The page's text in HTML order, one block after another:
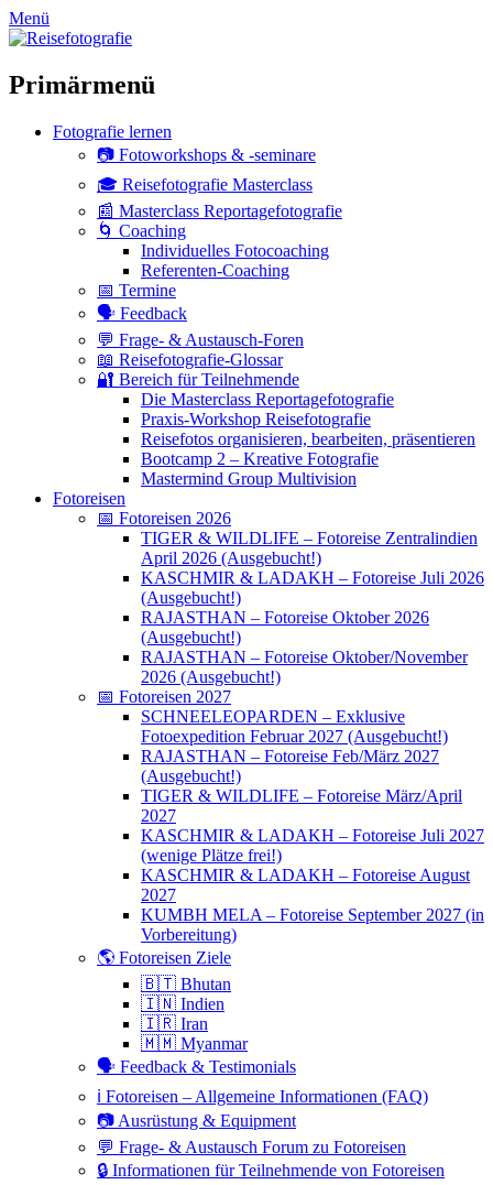
zum
Inhalt
Menü
Primärmenü
Fotografie lernen
📷 Fotoworkshops & -seminare
🎓 Reisefotografie Masterclass
📰 Masterclass Reportagefotografie
🌀 Coaching
Individuelles Fotocoaching
Referenten-Coaching
📅 Termine
🗣 Feedback
💬 Frage- & Austausch-Foren
📖 Reisefotografie-Glossar
🔐 Bereich für Teilnehmende
Die Masterclass Reportagefotografie
Praxis-Workshop Reisefotografie
Reisefotos organisieren, bearbeiten, präsentieren
Bootcamp 2 – Kreative Fotografie
Mastermind Group Multivision
Fotoreisen
📅 Fotoreisen 2026
TIGER & WILDLIFE – Fotoreise Zentralindien
April 2026 (Ausgebucht!)
KASCHMIR & LADAKH – Fotoreise Juli 2026
(Ausgebucht!)
RAJASTHAN – Fotoreise Oktober 2026
(Ausgebucht!)
RAJASTHAN – Fotoreise Oktober/November
2026 (Ausgebucht!)
📅 Fotoreisen 2027
SCHNEELEOPARDEN – Exklusive
Fotoexpedition Februar 2027 (Ausgebucht!)
RAJASTHAN – Fotoreise Feb/März 2027
(Ausgebucht!)
TIGER & WILDLIFE – Fotoreise März/April
2027
KASCHMIR & LADAKH – Fotoreise Juli 2027
(wenige Plätze frei!)
KASCHMIR & LADAKH – Fotoreise August
2027
KUMBH MELA – Fotoreise September 2027 (in
Vorbereitung)
🌎 Fotoreisen Ziele
🇧🇹 Bhutan
🇮🇳 Indien
🇮🇷 Iran
🇲🇲 Myanmar
🗣 Feedback & Testimonials
ℹ️ Fotoreisen – Allgemeine Informationen (FAQ)
📷 Ausrüstung & Equipment
💬 Frage- & Austausch Forum zu Fotoreisen
🔒 Informationen für Teilnehmende von Fotoreisen